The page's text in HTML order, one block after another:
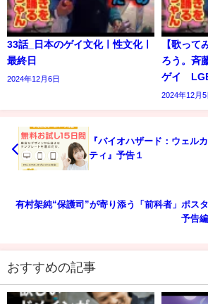
33話_日本のゲイ文化ㅣ性文化ㅣ
最終日
2024年12月6日
【歌って
ろう。斉
ゲイ
2024年12月5
『バイオハザード：ウェル
ティ』予告１
有村架純“保護司”が寄り添う「前科者」ポス
予告
おすすめの記事